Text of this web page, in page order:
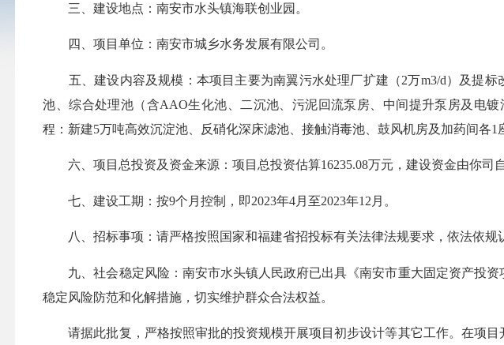
三、建设地点：南安市水头镇海联创业园。
四、项目单位：南安市城乡水务发展有限公司。
五、建设内容及规模：本项目主要为南翼污水处理厂扩建（2万m3/d）及提标
池、综合处理池（含AAO生化池、二沉池、污泥回流泵房、中间提升泵房及电
程：新建5万吨高效沉淀池、反硝化深床滤池、接触消毒池、鼓风机房及加药间各
六、项目总投资及资金来源：项目总投资估算16235.08万元，建设资金由你司自
七、建设工期：按9个月控制，即2023年4月至2023年12月。
八、招标事项：请严格按照国家和福建省招投标有关法律法规要求，依法依规
九、社会稳定风险：南安市水头镇人民政府已出具《南安市重大固定资产投资
稳定风险防范和化解措施，切实维护群众合法权益。
请据此批复，严格按照审批的投资规模开展项目初步设计等其它工作。在项目